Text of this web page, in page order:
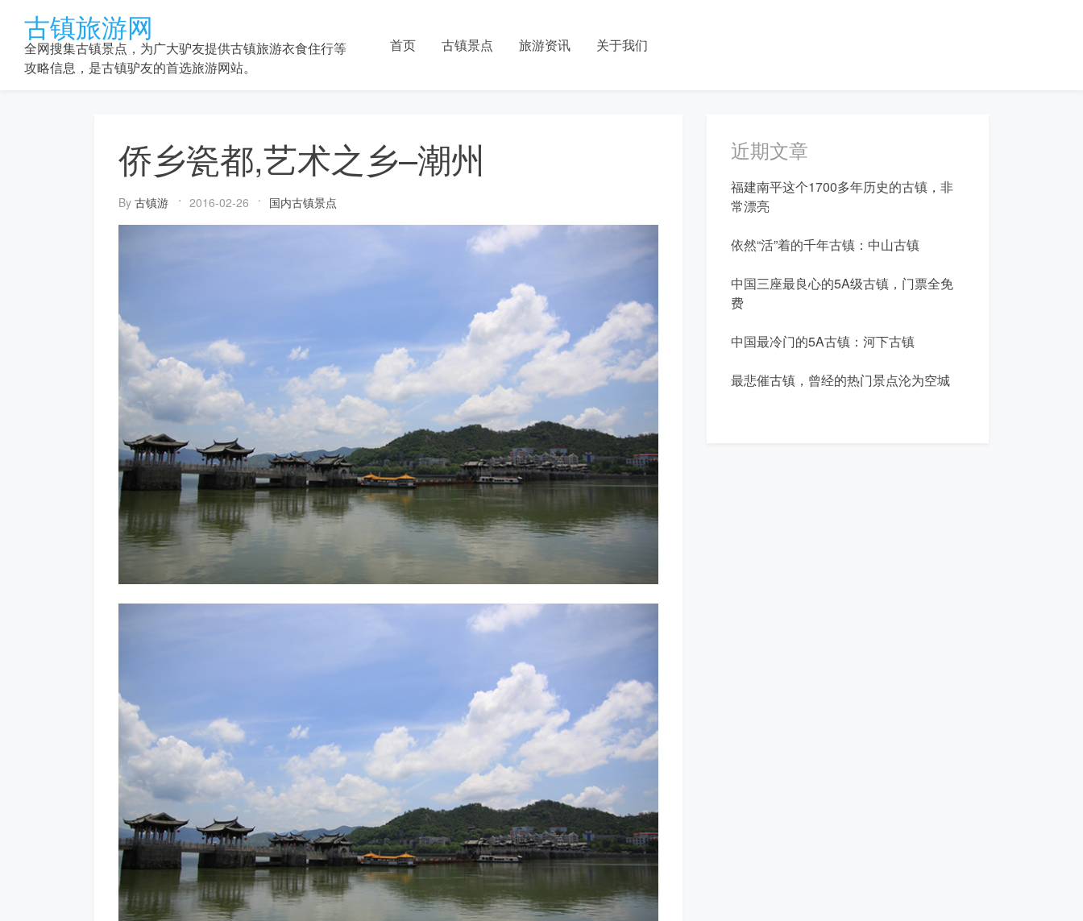
content
古镇旅游网
全网搜集古镇景点，为广大驴友提供古镇旅游衣食住行等
攻略信息，是古镇驴友的首选旅游网站。
首页 古镇景点 旅游资讯 关于我们
侨乡瓷都,艺术之乡–潮州
By 古镇游 2016-02-26 国内古镇景点
近期文章
福建南平这个1700多年历史的古镇，非
常漂亮
依然“活”着的千年古镇：中山古镇
中国三座最良心的5A级古镇，门票全免
费
中国最冷门的5A古镇：河下古镇
最悲催古镇，曾经的热门景点沦为空城